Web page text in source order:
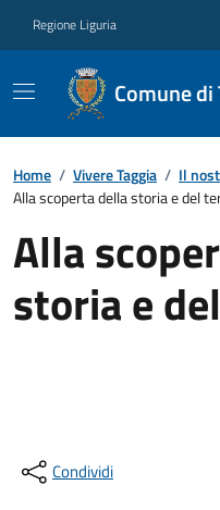
Regione Liguria
Comune di
Home / Vivere Taggia / Il
Alla scoperta della storia e del
Alla
storia e
Condividi